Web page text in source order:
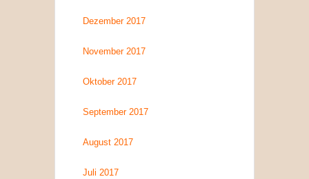
Dezember 2017
November 2017
Oktober 2017
September 2017
August 2017
Juli 2017